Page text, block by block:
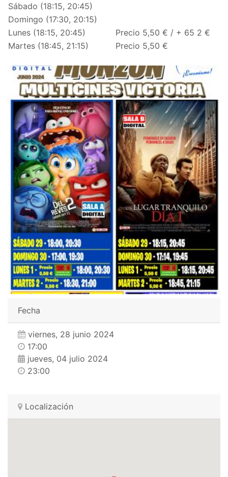
Sábado (18:15, 20:45)
Domingo (17:30, 20:15)
Lunes (18:15, 20:45)
Precio 5,50 € / + 65 2 €
Martes (18:45, 21:15)
Precio 5,50 €
Fecha
viernes, 28 junio 2024
17:00
jueves, 04 julio 2024
23:00
Localización